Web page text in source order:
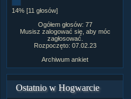
14% [11 głosów]
Ogółem głosów: 77
Musisz zalogować się, aby móc
zagłosować.
Rozpoczęto: 07.02.23
Archiwum ankiet
Ostatnio w Hogwarcie